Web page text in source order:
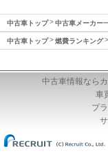
中古車トップ 中古車メーカー
中古車トップ 燃費ランキング
中古車情報なら
車
プ